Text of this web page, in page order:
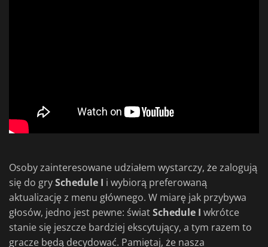
Osoby zainteresowane udziałem wystarczy, że zalogują
się do grySchedule I i wybiorą preferowaną
aktualizację z menu głównego. W miarę jak przybywa
głosów, jedno jest pewne: światSchedule I wkrótce
stanie się jeszcze bardziej ekscytujący, a tym razem to
gracze będą decydować. Pamiętaj, że nasza